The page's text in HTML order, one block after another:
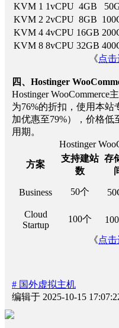
KVM 1 1vCPU 4GB
KVM 2 2vCPU 8GB
KVM 4 4vCPU 16GB
KVM 8 8vCPU 32GB
《点
四、Hostinger
Hostinger
为76%的折扣，使用本
加优惠至79%），价格低
用期。
Hostinger
方案
支持建站
数
存
Business 50个
Cloud
Startup
100个
《点
# 国外虚拟主机
编辑于 2025-10-15